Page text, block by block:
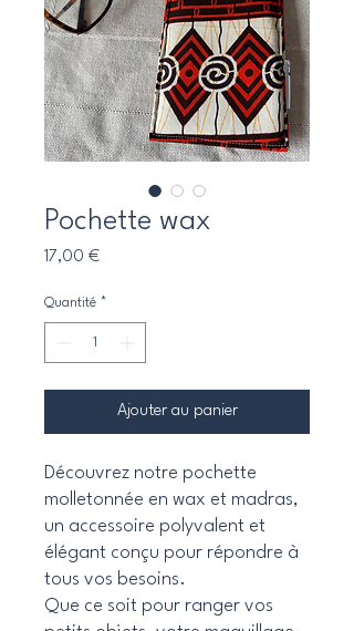
Pochette wax
17,00 €Prix
Quantité *
Ajouter au panier
Découvrez notre pochette
molletonnée en wax et madras,
un accessoire polyvalent et
élégant conçu pour répondre à
tous vos besoins.
Que ce soit pour ranger vos